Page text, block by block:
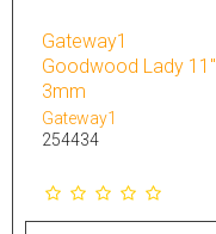
Gateway1
Goodwood Lady 11"
3mm
Gateway1
254434